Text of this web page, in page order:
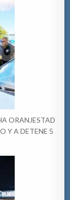
ORANJESTAD
Y A DETENE 5